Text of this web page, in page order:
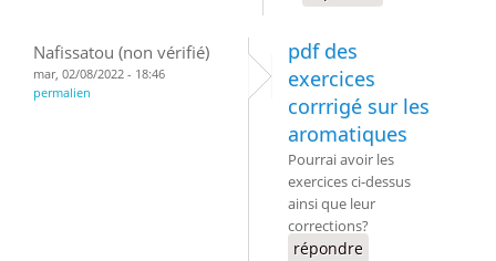
Nafissatou (non vérifié)
mar, 02/08/2022 - 18:46
permalien
pdf des
exercices
corrrigé sur les
aromatiques
Pourrai avoir les
exercices ci-dessus
ainsi que leur
corrections?
répondre